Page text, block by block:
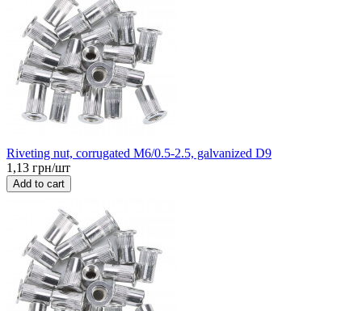
Riveting nut, corrugated M6/0.5-2.5, galvanized D9
1,13 грн/шт
Add to cart